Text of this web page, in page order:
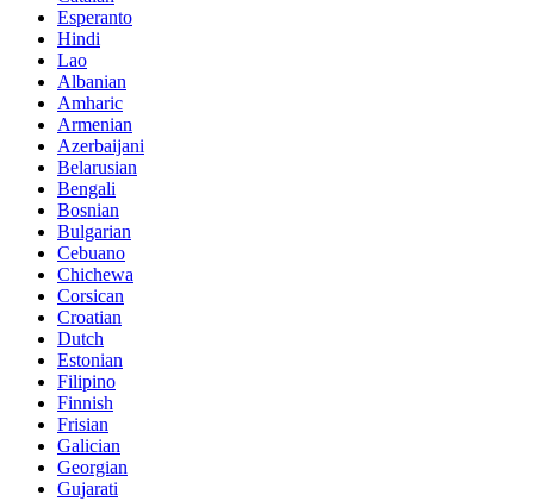
Esperanto
Hindi
Lao
Albanian
Amharic
Armenian
Azerbaijani
Belarusian
Bengali
Bosnian
Bulgarian
Cebuano
Chichewa
Corsican
Croatian
Dutch
Estonian
Filipino
Finnish
Frisian
Galician
Georgian
Gujarati